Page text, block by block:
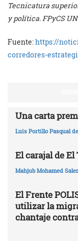
Tecnicatura
y política. FPyCS
Fuente:https://
corredores-
Una carta
Luis Portillo Pasqual
El carajal de El
Mahjub Mohamed
El Frente
utilizar la
chantaje